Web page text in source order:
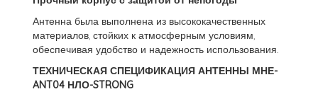
Антенна была выполнена из высококачественных
материалов, стойких к атмосферным условиям,
обеспечивая удобство и надежность использования.
ТЕХНИЧЕСКАЯ СПЕЦИФИКАЦИЯ АНТЕННЫ МНЕ-
ANT04 НЛО-STRONG